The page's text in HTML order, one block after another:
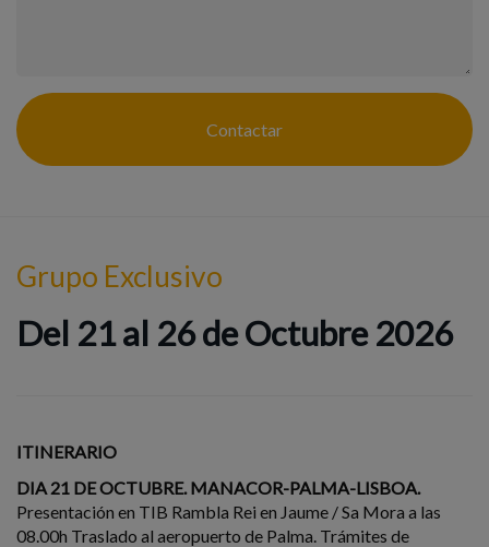
Contactar
Grupo Exclusivo
Del 21 al 26 de Octubre 2026
ITINERARIO
DIA 21 DE OCTUBRE. MANACOR-PALMA-LISBOA.
Presentación en TIB Rambla Rei en Jaume / Sa Mora a las
08.00h Traslado al aeropuerto de Palma. Trámites de